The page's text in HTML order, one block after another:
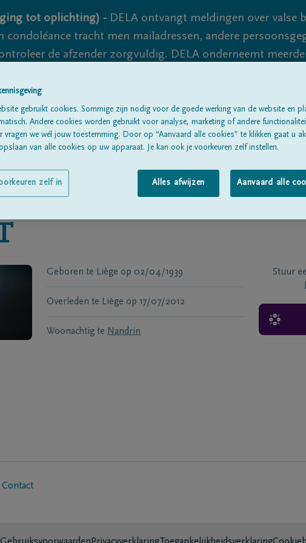
tot oplichting) - DELA ontvangt meldingen over valse
tracht men mailadressen, andere
de afzender zorgvuldig. DELA onderneemt
nooit volledig uit te sluiten, dus blijf waakzaam.
Alle rouwberichten Over ons
Geboren te Liège op 02/04/1939
Overleden te Liège op 17/07/2012
Woonachtig te Nandrin
Stuur
Contact
gebruikt cookies. Sommige zijn nodig voor de goede werking van de website en
Andere cookies worden gebruikt voor analyse, marketing of andere
vragen we wél jouw toestemming. Door op “Aanvaard alle cookies” te klikken gaat u
van alle cookies op uw apparaat. Je kan ook je voorkeuren zelf instellen.
Alles afwijzen Aanvaard alle
zelf in